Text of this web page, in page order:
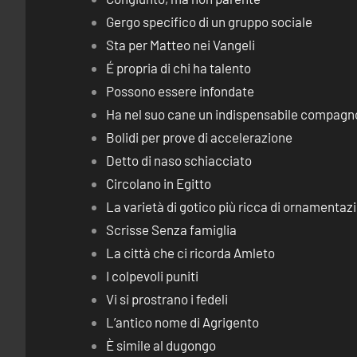
Gergo specifico di un gruppo sociale
Sta per Matteo nei Vangeli
É propria di chi ha talento
Possono essere infondate
Ha nel suo cane un indispensabile
Bolidi per prove di accelerazione
Detto di naso schiacciato
Circolano in Egitto
La varietà di gotico più ricca di
Scrisse Senza famiglia
La città che ci ricorda Amleto
I colpevoli puniti
Vi si prostrano i fedeli
L’antico nome di Agrigento
È simile al dugongo